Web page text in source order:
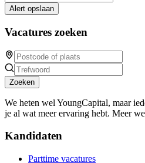
Alert opslaan
Vacatures zoeken
Zoeken
We heten wel YoungCapital, maar
je al wat meer ervaring hebt. Meer
Kandidaten
Parttime vacatures